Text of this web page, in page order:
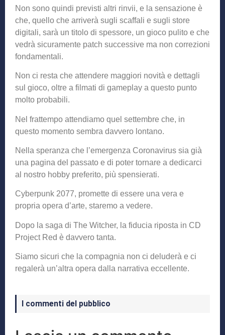
Non sono quindi previsti altri rinvii, e la sensazione è
che, quello che arriverà sugli scaffali e sugli store
digitali, sarà un titolo di spessore, un gioco pulito e che
vedrà sicuramente patch successive ma non correzioni
fondamentali.
Non ci resta che attendere maggiori novità e dettagli
sul gioco, oltre a filmati di gameplay a questo punto
molto probabili.
Nel frattempo attendiamo quel settembre che, in
questo momento sembra davvero lontano.
Nella speranza che l’emergenza Coronavirus sia già
una pagina del passato e di poter tornare a dedicarci
al nostro hobby preferito, più spensierati.
Cyberpunk 2077, promette di essere una vera e
propria opera d’arte, staremo a vedere.
Dopo la saga di The Witcher, la fiducia riposta in CD
Project Red è davvero tanta.
Siamo sicuri che la compagnia non ci deluderà e ci
regalerà un’altra opera dalla narrativa eccellente.
I commenti del pubblico